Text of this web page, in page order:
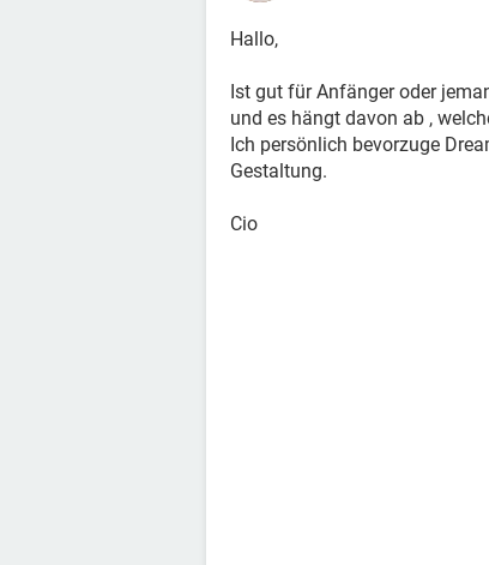
Hallo,
Ist gut für Anfänger oder
und es hängt davon ab ,
Ich persönlich bevorzuge
Gestaltung.
Cio